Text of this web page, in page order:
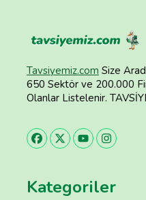
Tavsiyemiz.com Size
650 Sektör ve 200.000
Olanlar Listelenir.
Kategoriler